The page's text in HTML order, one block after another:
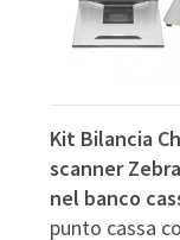
Kit Bilancia
scanner
nel banco
punto cassa